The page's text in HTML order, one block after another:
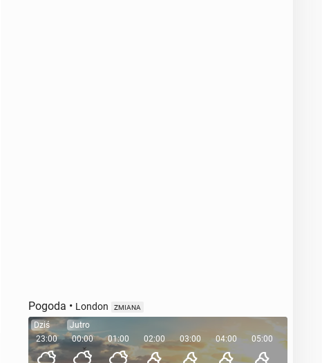
Pogoda • London ZMIANA
Dziś
23:00
Jutro
00:00
01:00 02:00 03:00 04:00 05:00